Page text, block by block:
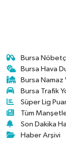
Bursa
Bursa Hava
Bursa Namaz
Bursa Trafik
Süper Lig
Tüm
Son Dakika
Haber Arşivi